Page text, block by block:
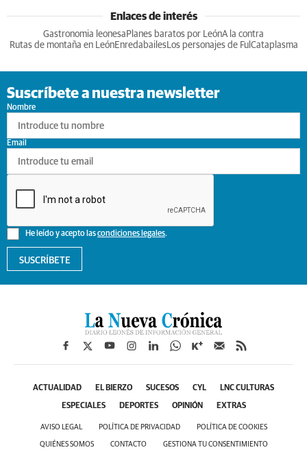
Enlaces de interés
Gastronomia leonesa Planes baratos por LeónA la contra
Rutas de montaña en LeónEnredabailesLos personajes de Ful Cataplasma
Suscríbete a nuestra newsletter
Nombre
He leído y acepto lascondiciones legales.
Email
SUSCRÍBETE
ACTUALIDAD EL BIERZO SUCESOS CYL LNC CULTURAS
ESPECIALES DEPORTES OPINIÓN EXTRAS
AVISO LEGAL POLÍTICA DE PRIVACIDAD POLÍTICA DE COOKIES
QUIÉNES SOMOS CONTACTO GESTIONA TU CONSENTIMIENTO